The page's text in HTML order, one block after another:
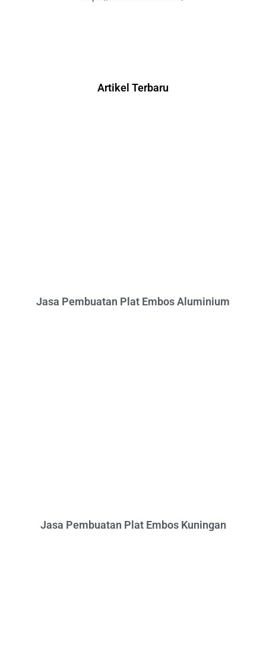
Artikel Terbaru
Jasa Pembuatan Plat Embos Aluminium
Jasa Pembuatan Plat Embos Kuningan